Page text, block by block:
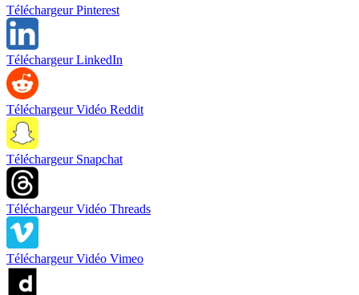
Téléchargeur Pinterest
Téléchargeur LinkedIn
Téléchargeur Vidéo Reddit
Téléchargeur Snapchat
Téléchargeur Vidéo Threads
Téléchargeur Vidéo Vimeo